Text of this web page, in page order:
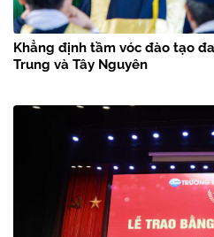
Khẳng định tầm vóc đào tạo
Trung và Tây Nguyên